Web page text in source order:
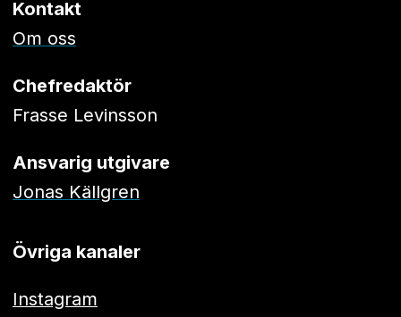
Kontakt
Om oss
Chefredaktör
Frasse Levinsson
Ansvarig utgivare
Jonas Källgren
Övriga kanaler
Instagram